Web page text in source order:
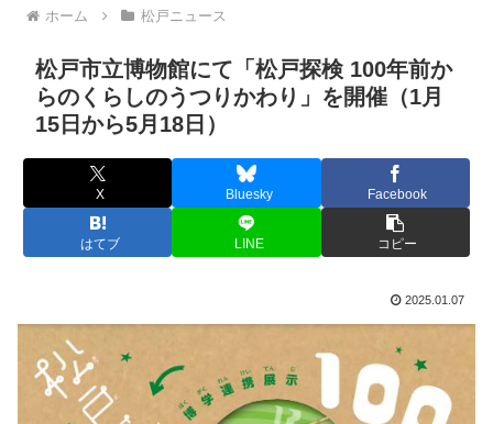
ホーム 松戸ニュース
松戸市立博物館にて「松戸探検 100年前か
らのくらしのうつりかわり」を開催（1月
15日から5月18日）
X Bluesky Facebook
はてブ LINE コピー
2025.01.07